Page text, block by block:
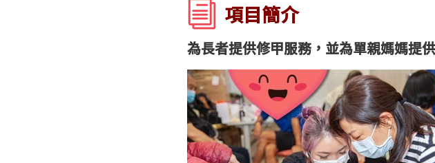
項目簡介
為長者提供修甲服務，並為單親媽媽提